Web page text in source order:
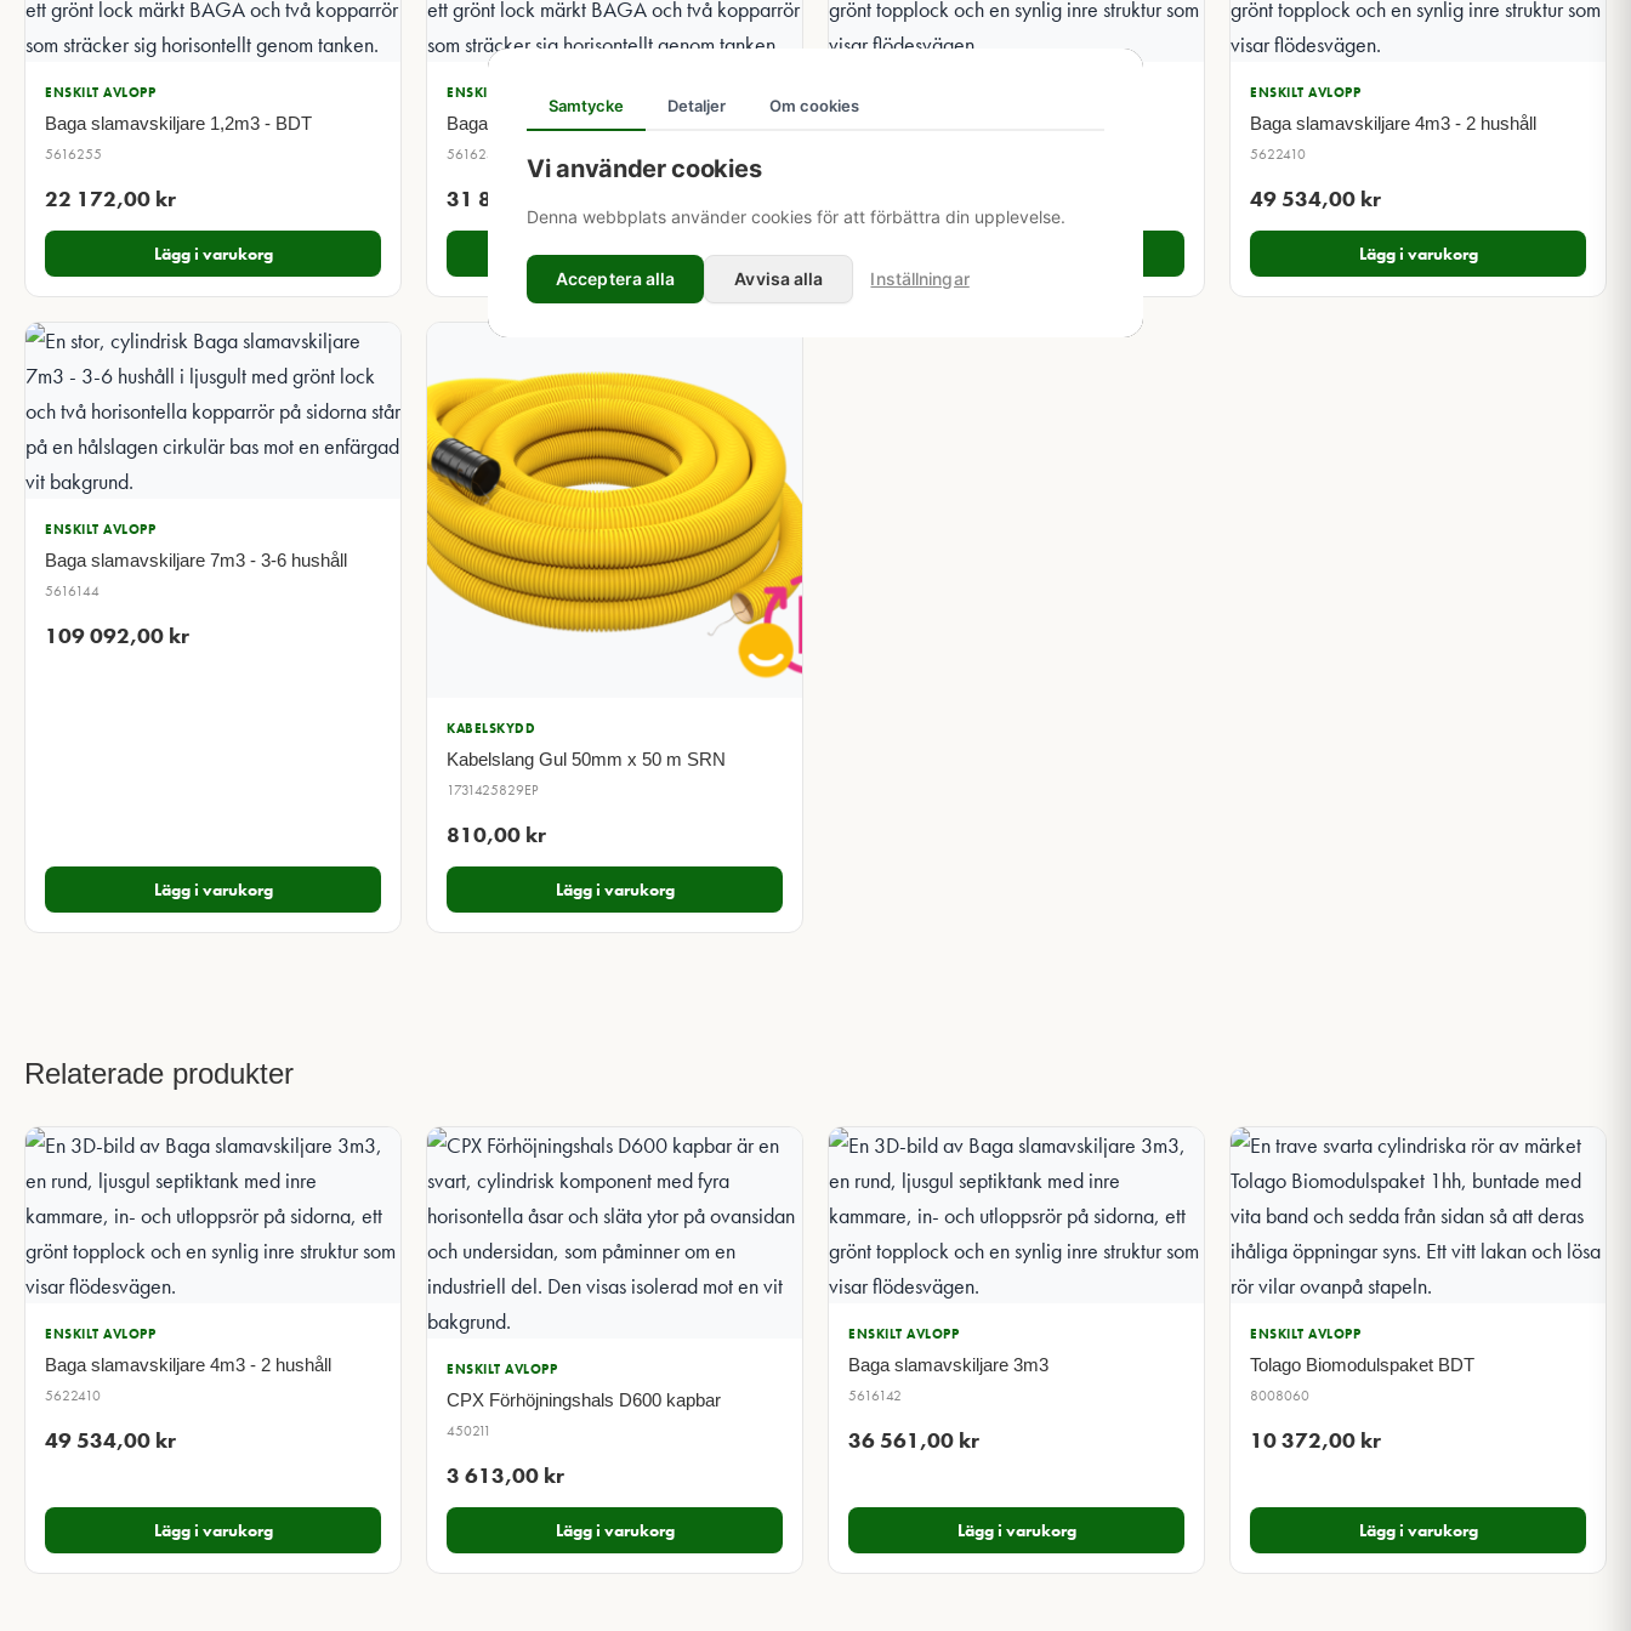
Samtycke Detaljer Om cookies
Vi använder cookies
Denna webbplats använder cookies för att förbättra din upplevelse.
Acceptera alla Avvisa alla Inställningar
ENSKILT AVLOPP
Baga slamavskiljare 1,2m3 - BDT
5616255
22 172,00 kr
Lägg i varukorg
ENSKILT AVLOPP
Baga slamavskiljare 2,2m3 - 1 hushåll
5616257
31 843,00
Lägg i varukorg
ENSKILT AVLOPP
Baga slamavskiljare 4m3 - 2 hushåll
5622410
49 534,00 kr
Lägg i varukorg
ENSKILT AVLOPP
Baga slamavskiljare 7m3 - 3-6 hushåll
5616144
109 092,00 kr
Lägg i varukorg
KABELSKYDD
Kabelslang Gul 50mm x 50 m SRN
1731425829EP
810,00 kr
Lägg i varukorg
Relaterade produkter
ENSKILT AVLOPP
Baga slamavskiljare 4m3 - 2 hushåll
5622410
49 534,00 kr
Lägg i varukorg
ENSKILT AVLOPP
CPX Förhöjningshals D600 kapbar
450211
3 613,00 kr
Lägg i varukorg
ENSKILT AVLOPP
Baga slamavskiljare 3m3
5616142
36 561,00 kr
Lägg i varukorg
ENSKILT AVLOPP
Tolago Biomodulspaket BDT
8008060
10 372,00 kr
Lägg i varukorg